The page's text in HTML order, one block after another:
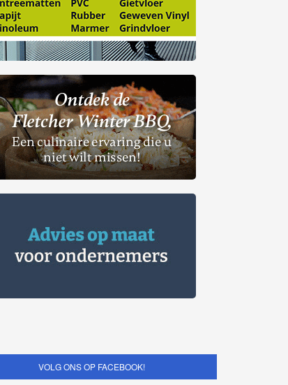
VOLG ONS OP FACEBOOK!